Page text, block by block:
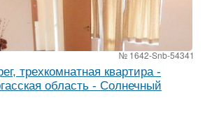
№ 1642-Snb-54341
трехкомнатная квартира -
область - Солнечный